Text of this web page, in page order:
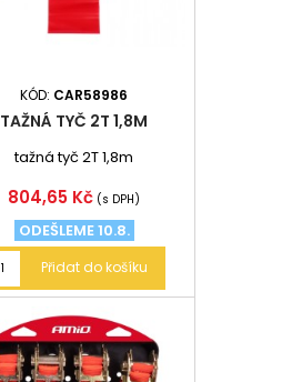
KÓD: CAR58986
TAŽNÁ TYČ 2T 1,8M
tažná tyč 2T 1,8m
Cena
804,65 Kč (s DPH)
ODEŠLEME 10.8.
Přidat do košíku